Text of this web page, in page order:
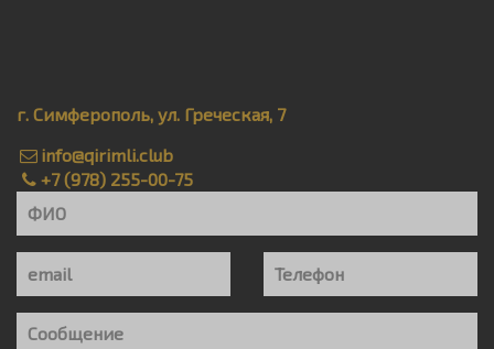
г. Симферополь, ул. Греческая, 7
info@qirimli.club
+7 (978) 255-00-75